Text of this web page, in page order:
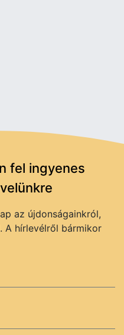
fel ingyenes
az újdonságainkról,
A hírlevélről bármikor